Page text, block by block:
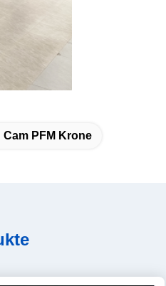
Cam PFM Krone